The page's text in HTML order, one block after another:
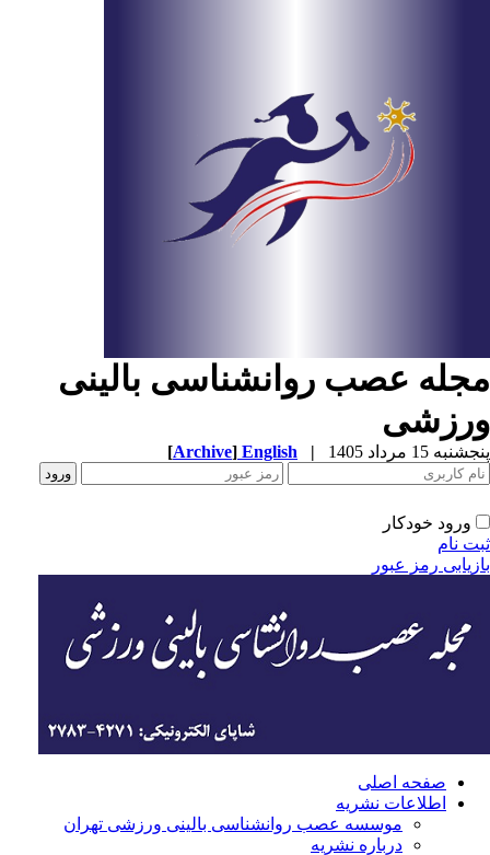
عصب روانشناسی بالینی
15 مرداد 1405 |
English
[Archive]
ورود خودکار
نام
رمز عبور
صفحه اصلی
اطلاعات نشریه
موسسه عصب روانشناسی بالینی ورزشی تهران
درباره نشریه